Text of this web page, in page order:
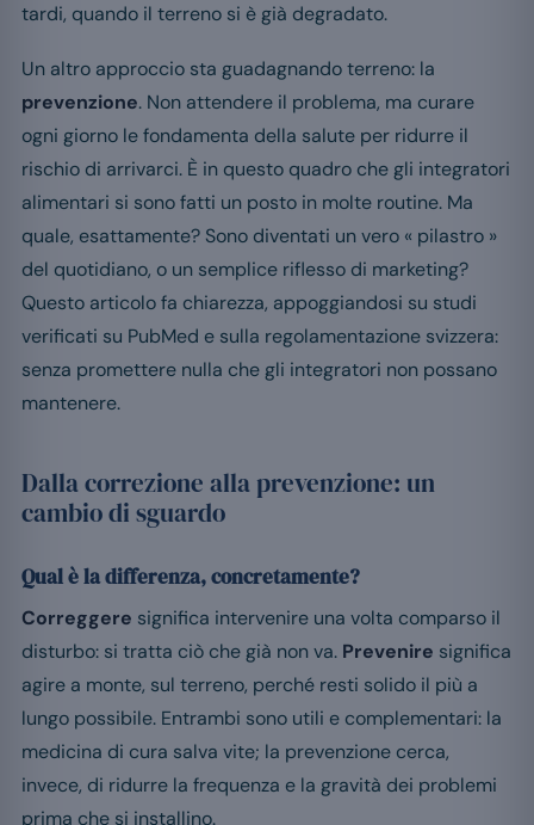
tardi, quando il terreno si è già degradato.
Un altro approccio sta guadagnando terreno: la
prevenzione. Non attendere il problema, ma curare
ogni giorno le fondamenta della salute per ridurre il
rischio di arrivarci. È in questo quadro che gli integratori
alimentari si sono fatti un posto in molte routine. Ma
quale, esattamente? Sono diventati un vero « pilastro »
del quotidiano, o un semplice riflesso di marketing?
Questo articolo fa chiarezza, appoggiandosi su studi
verificati su PubMed e sulla regolamentazione svizzera:
senza promettere nulla che gli integratori non possano
mantenere.
Dalla correzione alla prevenzione: un
cambio di sguardo
Qual è la differenza, concretamente?
Correggere significa intervenire una volta comparso il
disturbo: si tratta ciò che già non va. Prevenire significa
agire a monte, sul terreno, perché resti solido il più a
lungo possibile. Entrambi sono utili e complementari: la
medicina di cura salva vite; la prevenzione cerca,
invece, di ridurre la frequenza e la gravità dei problemi
prima che si installino.